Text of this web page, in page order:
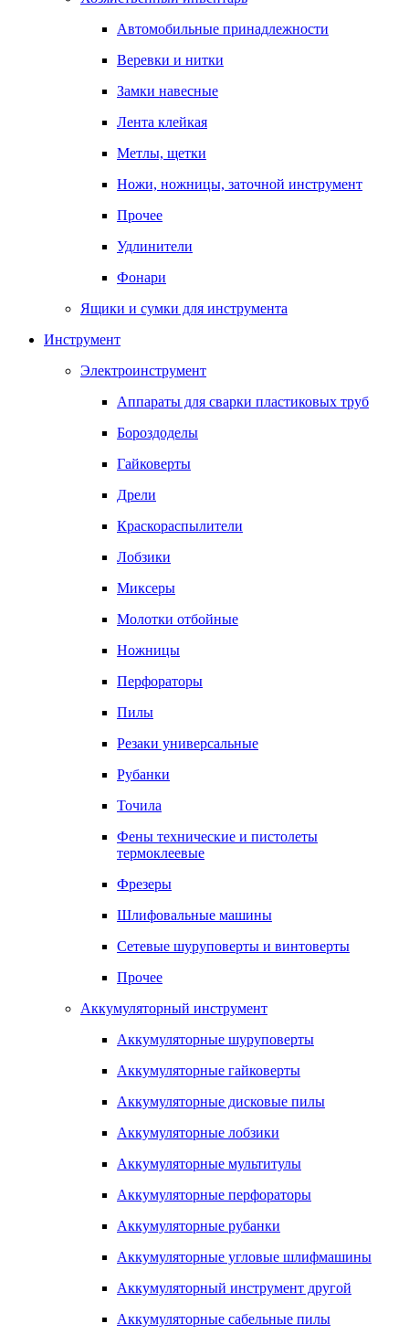
Автомобильные принадлежности
Веревки и нитки
Замки навесные
Лента клейкая
Метлы, щетки
Ножи, ножницы, заточной инструмент
Прочее
Удлинители
Фонари
Ящики и сумки для инструмента
Инструмент
Электроинструмент
Аппараты для сварки пластиковых труб
Бороздоделы
Гайковерты
Дрели
Краскораспылители
Лобзики
Миксеры
Молотки отбойные
Ножницы
Перфораторы
Пилы
Резаки универсальные
Рубанки
Точила
Фены технические и пистолеты
термоклеевые
Фрезеры
Шлифовальные машины
Сетевые шуруповерты и винтоверты
Прочее
Аккумуляторный инструмент
Аккумуляторные шуруповерты
Аккумуляторные гайковерты
Аккумуляторные дисковые пилы
Аккумуляторные лобзики
Аккумуляторные мультитулы
Аккумуляторные перфораторы
Аккумуляторные рубанки
Аккумуляторные угловые шлифмашины
Аккумуляторный инструмент другой
Аккумуляторные сабельные пилы